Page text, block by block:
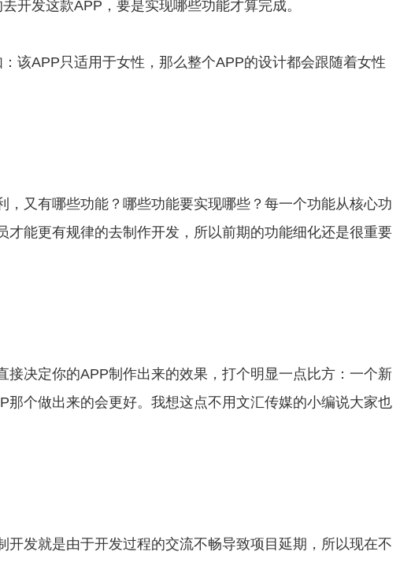
开发这款APP，要是实现哪些功能才算完成。
该APP只适用于女性，那么整个APP的设计都会跟随着女性
又有哪些功能？哪些功能要实现哪些？每一个功能从核心功
能更有规律的去制作开发，所以前期的功能细化还是很重要
决定你的APP制作出来的效果，打个明显一点比方：一个新
那个做出来的会更好。我想这点不用文汇传媒的小编说大家也
发就是由于开发过程的交流不畅导致项目延期，所以现在不